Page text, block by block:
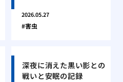
2026.05.27
害虫
深夜に消えた黒い影との
戦いと安眠の記録